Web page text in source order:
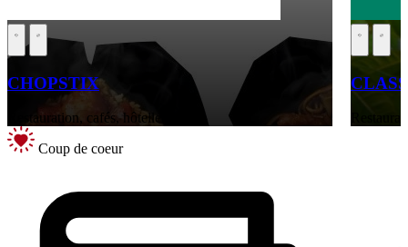
CHOPSTIX
Restauration, cafés, hôtellerie
Coup de coeur